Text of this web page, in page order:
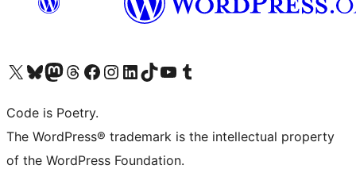
Navštivte náš účet na X (dříve Twitter)
Navštivte náš Bluesky účetNavštivte náš účet Mastodon
Navštivte náš Threads účetNavštivte naši stránku na Facebooku
Navštivte náš Instagram účetNavštivte náš LinkedIn účetNavštivte náš TikTok účetNavštivte náš YouTube kanálNavštivte náš Tumblr účet
Code is Poetry.
The WordPress® trademark is the intellectual property
of the WordPress Foundation.